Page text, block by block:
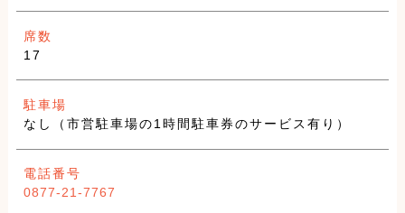
席数
17
駐車場
なし（市営駐車場の1時間駐車券のサービス有り）
電話番号
0877-21-7767